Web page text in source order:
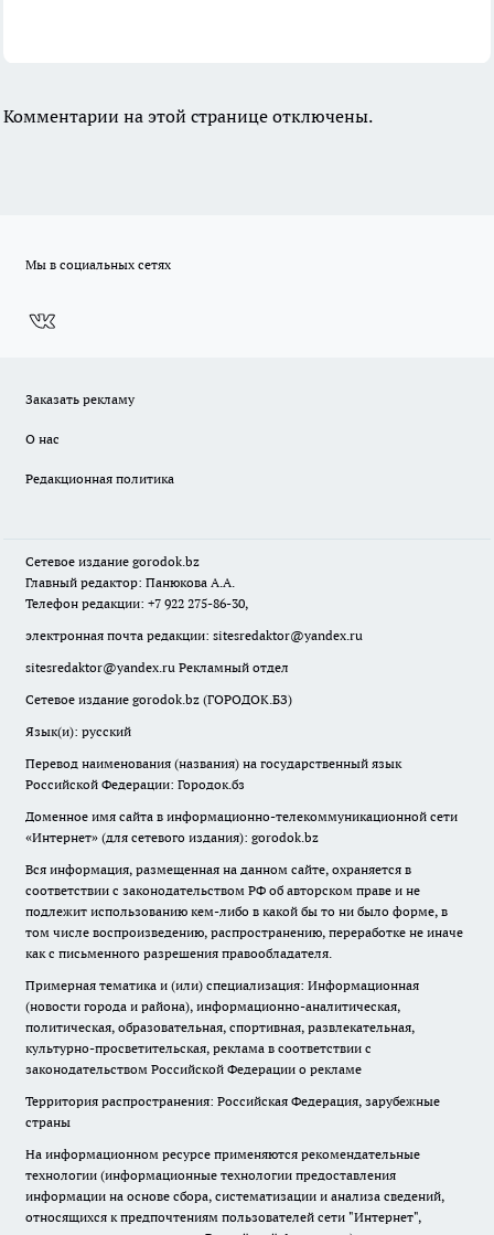
Комментарии на этой странице отключены.
Мы в социальных сетях
Заказать рекламу
О нас
Редакционная политика
Сетевое издание gorodok.bz
Главный редактор: Панюкова А.А.
Телефон редакции: +7 922 275-86-30,
электронная почта редакции: sitesredaktor@yandex.ru
sitesredaktor@yandex.ru Рекламный отдел
Сетевое издание gorodok.bz (ГОРОДОК.БЗ)
Язык(и): русский
Перевод наименования (названия) на государственный язык
Российской Федерации: Городок.бз
Доменное имя сайта в информационно-телекоммуникационной сети
«Интернет» (для сетевого издания): gorodok.bz
Вся информация, размещенная на данном сайте, охраняется в
соответствии с законодательством РФ об авторском праве и не
подлежит использованию кем-либо в какой бы то ни было форме, в
том числе воспроизведению, распространению, переработке не иначе
как с письменного разрешения правообладателя.
Примерная тематика и (или) специализация: Информационная
(новости города и района), информационно-аналитическая,
политическая, образовательная, спортивная, развлекательная,
культурно-просветительская, реклама в соответствии с
законодательством Российской Федерации о рекламе
Территория распространения: Российская Федерация, зарубежные
страны
На информационном ресурсе применяются рекомендательные
технологии (информационные технологии предоставления
информации на основе сбора, систематизации и анализа сведений,
относящихся к предпочтениям пользователей сети "Интернет",